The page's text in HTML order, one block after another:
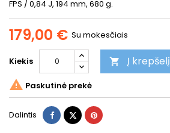
FPS / 0,84 J, 194 mm, 680 g.
179,00 € Su mokesčiais
Kiekis  Į krepšelį
 Paskutinė prekė
Dalintis DalintisTwitterPinterest